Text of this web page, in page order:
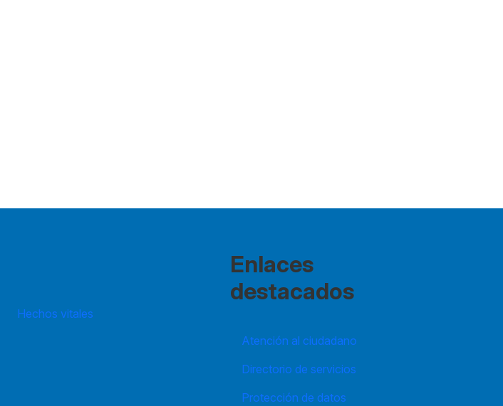
Hechos vitales
Enlaces
destacados
Atención al ciudadano
Directorio de servicios
Protección de datos